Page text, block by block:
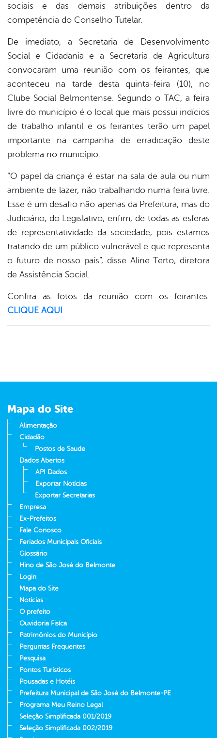
sociais e das demais atribuições dentro da
competência do Conselho Tutelar.
De imediato, a Secretaria de Desenvolvimento
Social e Cidadania e a Secretaria de Agricultura
convocaram uma reunião com os feirantes, que
aconteceu na tarde desta quinta-feira (10), no
Clube Social Belmontense. Segundo o TAC, a feira
livre do município é o local que mais possui indícios
de trabalho infantil e os feirantes terão um papel
importante na campanha de erradicação deste
problema no município.
“O papel da criança é estar na sala de aula ou num
ambiente de lazer, não trabalhando numa feira livre.
Esse é um desafio não apenas da Prefeitura, mas do
Judiciário, do Legislativo, enfim, de todas as esferas
de representatividade da sociedade, pois estamos
tratando de um público vulnerável e que representa
o futuro de nosso país”, disse Aline Terto, diretora
de Assistência Social.
Confira as fotos da reunião com os feirantes:
CLIQUE AQUI
Mapa do Site
Alimentação
Cidadão
Postos de Saude
Dados Abertos
API Dados
Exportar Notícias
Exportar Secretarias
Empresa
Ex-Prefeitos
Fale Conosco
Feriados Municipais Oficiais
Glossário
Hino de São José do Belmonte
Login
Mapa do Site
Notícias
O prefeito
Ouvidoria Fisíca
Patrimônios do Município
Perguntas Frequentes
Pesquisa
Pontos Turísticos
Pousadas e Hotéis
Prefeitura Municipal de São José do Belmonte-PE
Programa Meu Reino Legal
Seleção Simplificada 001/2019
Seleção Simplificada 002/2019